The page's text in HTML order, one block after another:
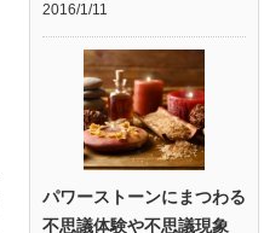
2016/1/11
パワーストーンにまつわる
不思議体験や不思議現象